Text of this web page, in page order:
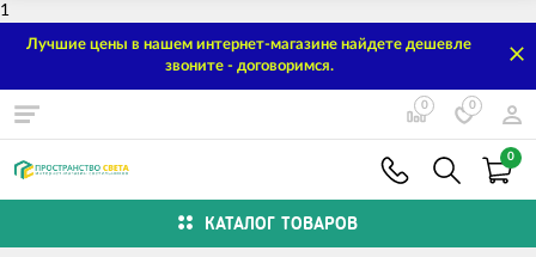
1
Лучшие цены в нашем интернет-магазине найдете дешевле
звоните - договоримся.
0 0
0
КАТАЛОГ ТОВАРОВ